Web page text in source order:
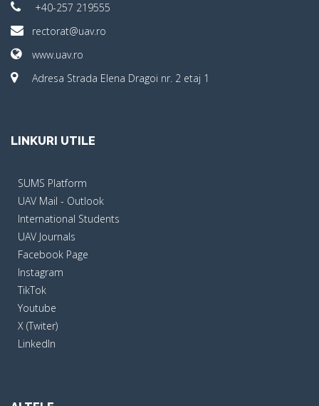
+40-257 219555
rectorat@uav.ro
www.uav.ro
Adresa Strada Elena Dragoi nr. 2 etaj 1
LINKURI UTILE
SUMS Platform
UAV Mail - Outlook
International Students
UAV Journals
Facebook Page
Instagram
TikTok
Youtube
X (Twiter)
LinkedIn